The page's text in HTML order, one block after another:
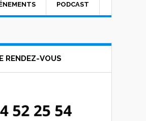
PODCAST
RENDEZ-VOUS